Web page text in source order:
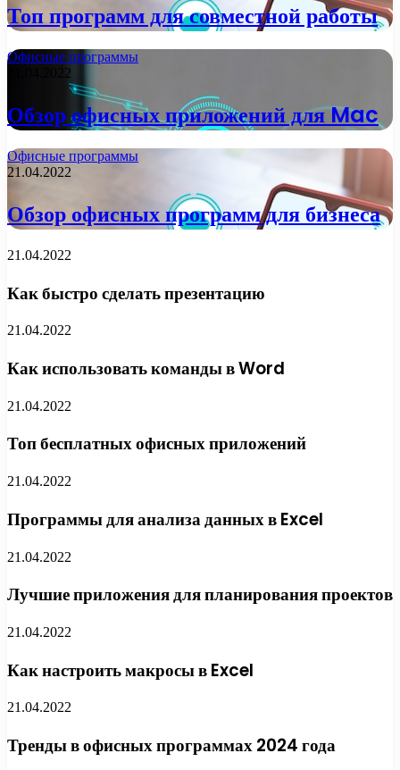
Топ программ для совместной работы
Офисные программы
21.04.2022
Обзор офисных приложений для Mac
Офисные программы
21.04.2022
Обзор офисных программ для бизнеса
21.04.2022
Как быстро сделать презентацию
21.04.2022
Как использовать команды в Word
21.04.2022
Топ бесплатных офисных приложений
21.04.2022
Программы для анализа данных в Excel
21.04.2022
Лучшие приложения для планирования проектов
21.04.2022
Как настроить макросы в Excel
21.04.2022
Тренды в офисных программах 2024 года